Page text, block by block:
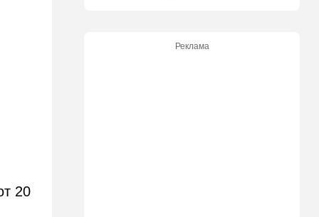
20
пенсионер скончался из-за
Реклама